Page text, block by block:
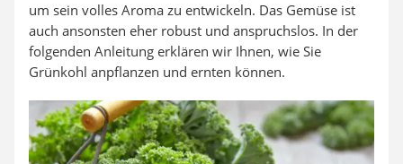
um sein volles Aroma zu entwickeln. Das Gemüse ist
auch ansonsten eher robust und anspruchslos. In der
folgenden Anleitung erklären wir Ihnen, wie Sie
Grünkohl anpflanzen und ernten können.